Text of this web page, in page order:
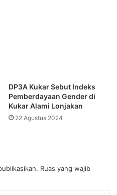
DP3A Kukar Sebut Indeks
Pemberdayaan Gender di
Kukar Alami Lonjakan
22 Agustus 2024
Ruas yang wajib